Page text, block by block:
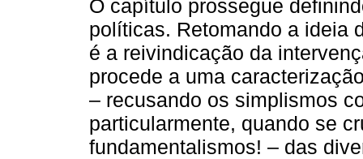
O capítulo prossegue
políticas. Retomando a ideia
é a reivindicação da
procede a uma
– recusando os simplismos
particularmente, quando se
fundamentalismos! – das